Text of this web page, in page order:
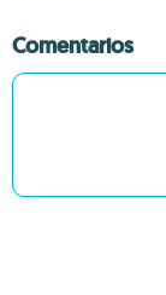
Comentarios